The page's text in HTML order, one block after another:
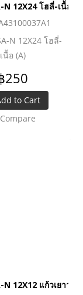
N 12X24 โฮลี่-เนื้อ
N 12X24 โฮลี่-
เนื้อ (A)
250
to Cart
Compare
(A)
N 12X12 แก้วเยาวพ